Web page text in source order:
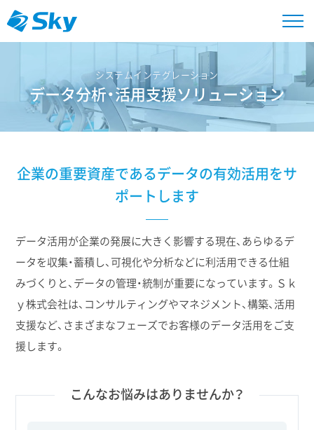
システムインテグレーション
データ分析・活用支援ソリューション
企業の重要資産であるデータの有効活用をサ
ポートします
データ活用が企業の発展に大きく影響する現在、あらゆるデ
ータを収集・蓄積し、可視化や分析などに利活用できる仕組
みづくりと、データの管理・統制が重要になっています。Ｓｋ
ｙ株式会社は、コンサルティングやマネジメント、構築、活用
支援など、さまざまなフェーズでお客様のデータ活用をご支
援します。
こんなお悩みはありませんか？